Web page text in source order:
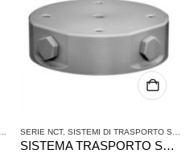
,TECNICHE DEL VUOTO
SERIE NCT, SISTEMI DI TRASPORTO SENZA CONTATTO
SISTEMA TRASPORTO SENZA CONTATTO AVENTICS SERIE NCT-AL R412010375